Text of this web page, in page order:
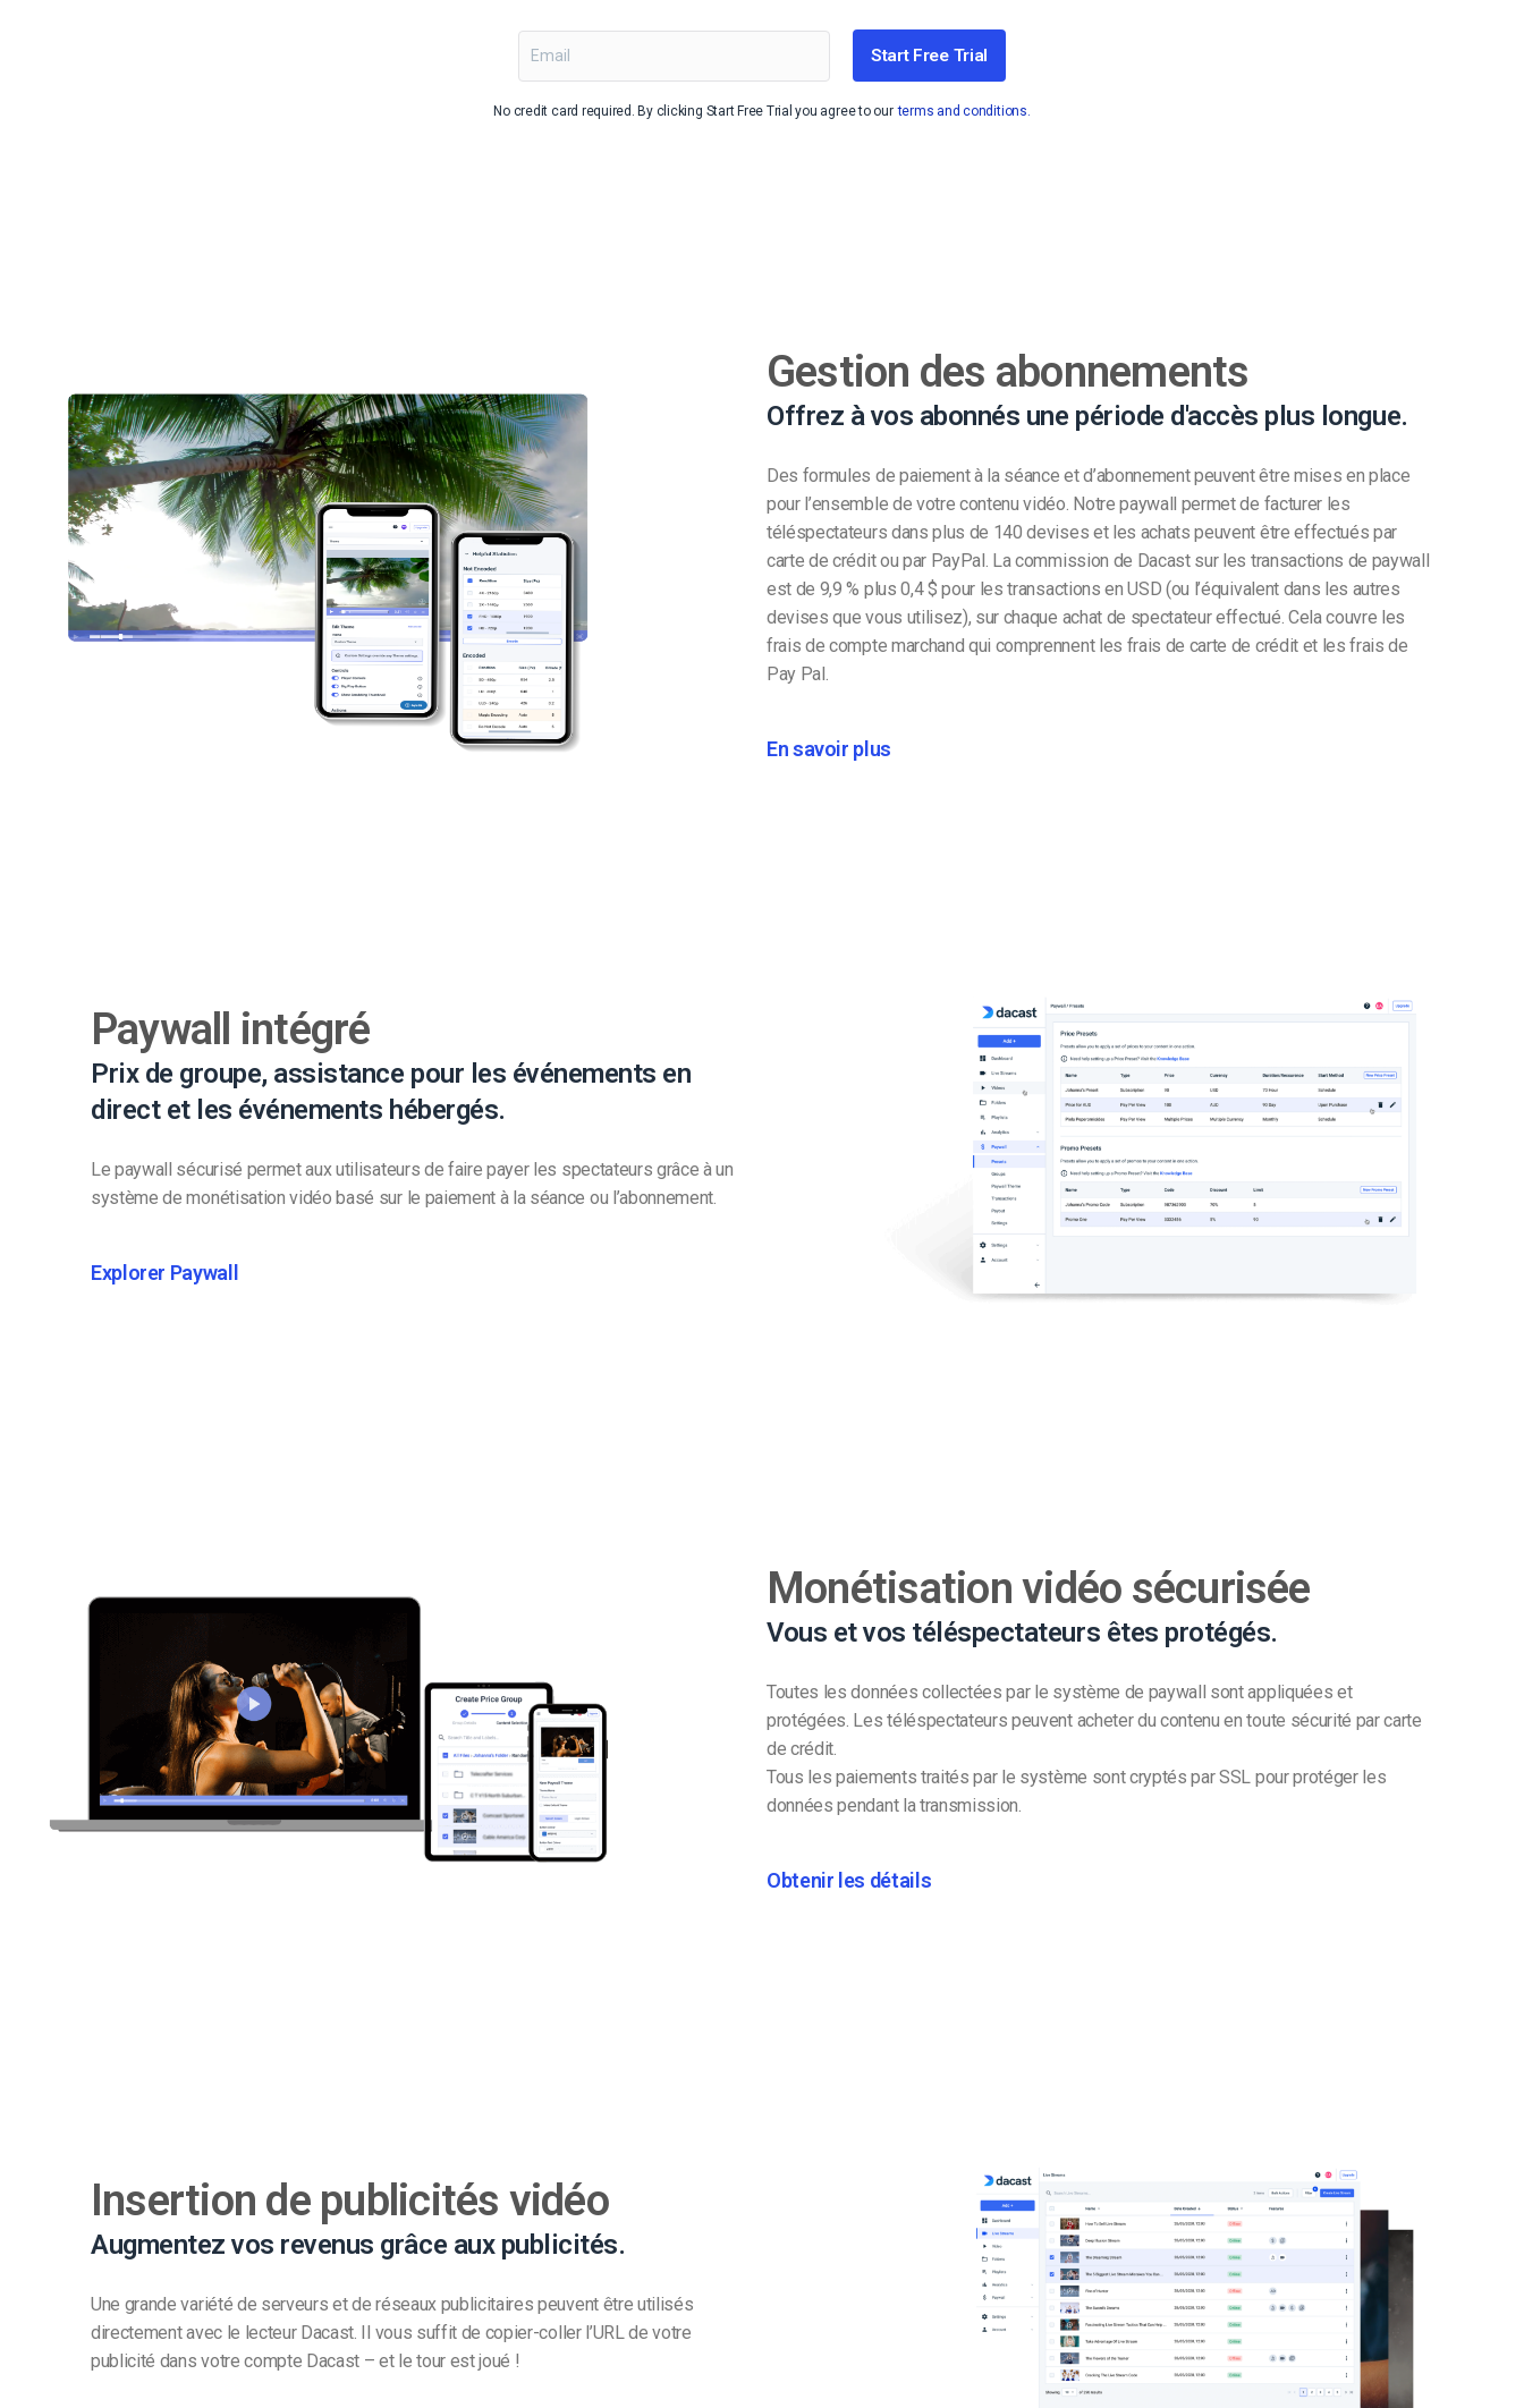
Monétisation vidéo
Start Free Trial
No credit card required. By clicking Start Free Trial you agree to our terms and conditions.
Gestion des abonnements
Offrez à vos abonnés une période d'accès plus longue.
Des formules de paiement à la séance et d’abonnement peuvent être mises en place
pour l’ensemble de votre contenu vidéo. Notre paywall permet de facturer les
téléspectateurs dans plus de 140 devises et les achats peuvent être effectués par
carte de crédit ou par PayPal. La commission de Dacast sur les transactions de paywall
est de 9,9 % plus 0,4 $ pour les transactions en USD (ou l’équivalent dans les autres
devises que vous utilisez), sur chaque achat de spectateur effectué. Cela couvre les
frais de compte marchand qui comprennent les frais de carte de crédit et les frais de
Pay Pal.
En savoir plus
Paywall intégré
Prix de groupe, assistance pour les événements en
direct et les événements hébergés.
Le paywall sécurisé permet aux utilisateurs de faire payer les spectateurs grâce à un
système de monétisation vidéo basé sur le paiement à la séance ou l’abonnement.
Explorer Paywall
Monétisation vidéo sécurisée
Vous et vos téléspectateurs êtes protégés.
Toutes les données collectées par le système de paywall sont appliquées et
protégées. Les téléspectateurs peuvent acheter du contenu en toute sécurité par carte
de crédit.
Tous les paiements traités par le système sont cryptés par SSL pour protéger les
données pendant la transmission.
Obtenir les détails
Insertion de publicités vidéo
Augmentez vos revenus grâce aux publicités.
Une grande variété de serveurs et de réseaux publicitaires peuvent être utilisés
directement avec le lecteur Dacast. Il vous suffit de copier-coller l’URL de votre
publicité dans votre compte Dacast – et le tour est joué !